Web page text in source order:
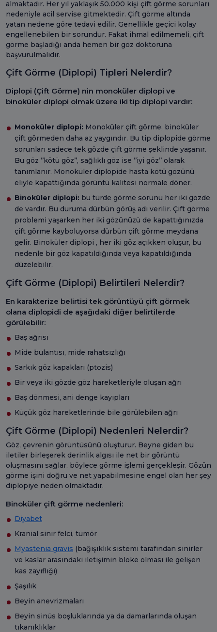
almaktadır. Her yıl yaklaşık 50.000 kişi çift görme sorunları
nedeniyle acil servise gitmektedir. Çift görme altında
yatan nedene göre tedavi edilir. Genellikle geçici kolay
engellenebilen bir sorundur. Fakat ihmal edilmemeli, çift
görme başladığı anda hemen bir göz doktoruna
başvurulmalıdır.
Çift Görme (Diplopi) Tipleri Nelerdir?
Diplopi (Çift Görme) nin monoküler diplopi ve
binoküler diplopi olmak üzere iki tip diplopi vardır:
Monoküler diplopi: Monoküler çift görme, binoküler
çift görmeden daha az yaygındır. Bu tip diplopide görme
sorunları sadece tek gözde çift görme şeklinde yaşanır.
Bu göz ‘’kötü göz’’, sağlıklı göz ise ‘’iyi göz’’ olarak
tanımlanır. Monoküler diplopide hasta kötü gözünü
eliyle kapattığında görüntü kalitesi normale döner.
Binoküler diplopi: bu türde görme sorunu her iki gözde
de vardır. Bu duruma dürbün görüş adı verilir. Çift görme
problemi yaşarken her iki gözünüzü de kapattığınızda
çift görme kayboluyorsa dürbün çift görme meydana
gelir. Binoküler diplopi , her iki göz açıkken oluşur, bu
nedenle bir göz kapatıldığında veya kapatıldığında
düzelebilir.
Çift Görme (Diplopi) Belirtileri Nelerdir?
En karakterize belirtisi tek görüntüyü çift görmek
olana diplopidi de aşağıdaki diğer belirtilerde
görülebilir:
Baş ağrısı
Mide bulantısı, mide rahatsızlığı
Sarkık göz kapakları (ptozis)
Bir veya iki gözde göz hareketleriyle oluşan ağrı
Baş dönmesi, ani denge kayıpları
Küçük göz hareketlerinde bile görülebilen ağrı
Çift Görme (Diplopi) Nedenleri Nelerdir?
Göz, çevrenin görüntüsünü oluşturur. Beyne giden bu
iletiler birleşerek derinlik algısı ile net bir görüntü
oluşmasını sağlar. böylece görme işlemi gerçekleşir. Gözün
görme işini doğru ve net yapabilmesine engel olan her şey
diplopiye neden olmaktadır.
Binoküler çift görme nedenleri:
Diyabet
Kranial sinir felci, tümör
Myastenia gravis (bağışıklık sistemi tarafından sinirler
ve kaslar arasındaki iletişimin bloke olması ile gelişen
kas zayıflığı)
Şaşılık
Beyin anevrizmaları
Beyin sinüs boşluklarında ya da damarlarında oluşan
tıkanıklıklar